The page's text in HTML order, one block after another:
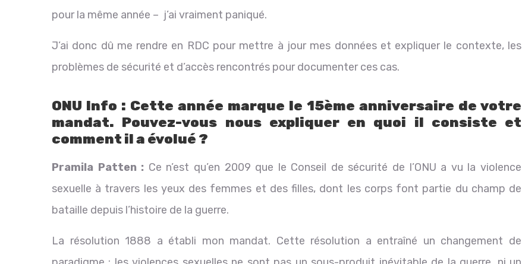
pour la même année – j’ai vraiment paniqué.
J’ai donc dû me rendre en RDC pour mettre à jour mes données et expliquer le contexte, les
problèmes de sécurité et d’accès rencontrés pour documenter ces cas.
ONU Info : Cette année marque le 15ème anniversaire de votre
mandat. Pouvez-vous nous expliquer en quoi il consiste et
comment il a évolué ?
Pramila Patten : Ce n’est qu’en 2009 que le Conseil de sécurité de l’ONU a vu la violence
sexuelle à travers les yeux des femmes et des filles, dont les corps font partie du champ de
bataille depuis l’histoire de la guerre.
La résolution 1888 a établi mon mandat. Cette résolution a entraîné un changement de